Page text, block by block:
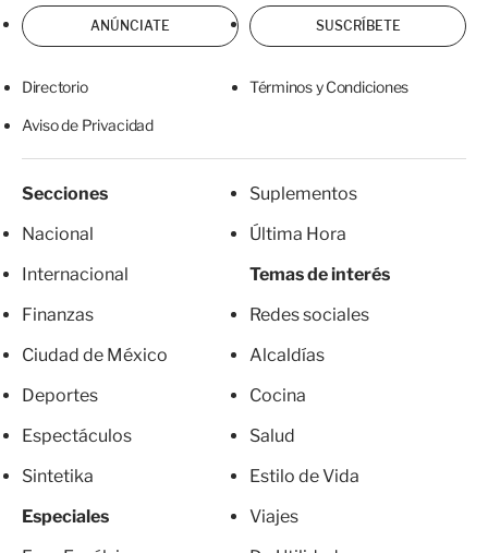
ANÚNCIATE SUSCRÍBETE
Directorio Términos y Condiciones
Aviso de Privacidad
Secciones
Nacional
Internacional
Finanzas
Ciudad de México
Deportes
Espectáculos
Sintetika
Especiales
Suplementos
Última Hora
Temas de interés
Redes sociales
Alcaldías
Cocina
Salud
Estilo de Vida
Viajes